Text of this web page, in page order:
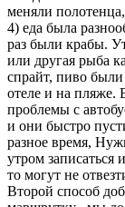
меняли
4) еда была
раз были крабы.
или другая рыба
спрайт, пиво
отеле и на пляже.
проблемы с
и они быстро
разное время,
утром записаться
то могут не
Второй способ